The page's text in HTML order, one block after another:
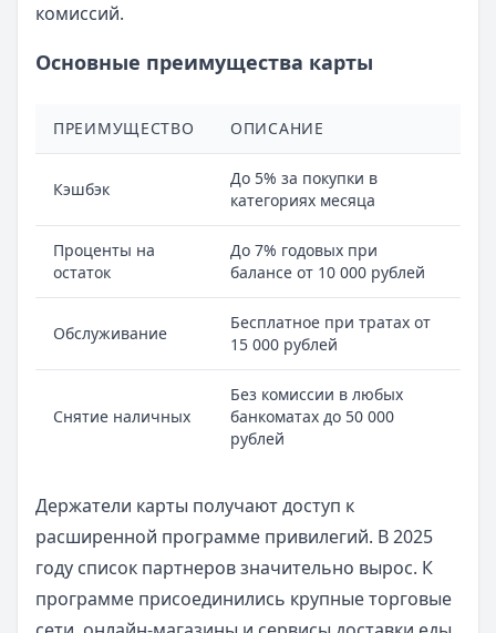
комиссий.
Основные преимущества карты
ПРЕИМУЩЕСТВО ОПИСАНИЕ
Кэшбэк
До 5% за покупки в
категориях месяца
Проценты на
остаток
До 7% годовых при
балансе от 10 000 рублей
Обслуживание
Бесплатное при тратах от
15 000 рублей
Снятие наличных
Без комиссии в любых
банкоматах до 50 000
рублей
Держатели карты получают доступ к
расширенной программе привилегий. В 2025
году список партнеров значительно вырос. К
программе присоединились крупные торговые